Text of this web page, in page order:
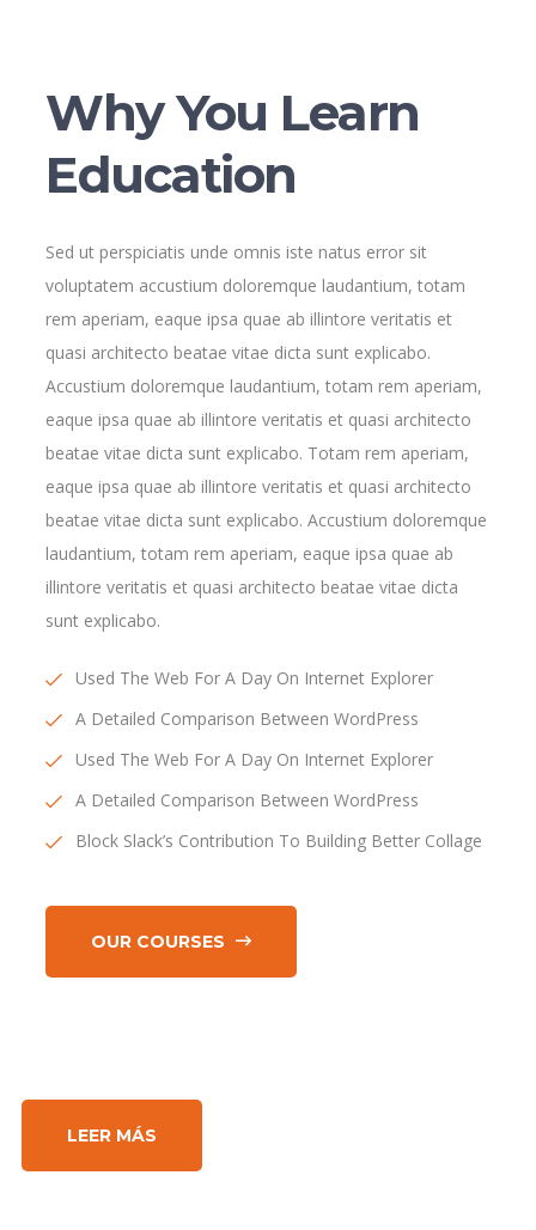
Why You Learn
Education
Sed ut perspiciatis unde omnis iste natus error sit
voluptatem accustium doloremque laudantium, totam
rem aperiam, eaque ipsa quae ab illintore veritatis et
quasi architecto beatae vitae dicta sunt explicabo.
Accustium doloremque laudantium, totam rem aperiam,
eaque ipsa quae ab illintore veritatis et quasi architecto
beatae vitae dicta sunt explicabo. Totam rem aperiam,
eaque ipsa quae ab illintore veritatis et quasi architecto
beatae vitae dicta sunt explicabo. Accustium doloremque
laudantium, totam rem aperiam, eaque ipsa quae ab
illintore veritatis et quasi architecto beatae vitae dicta
sunt explicabo.
Used The Web For A Day On Internet Explorer
A Detailed Comparison Between WordPress
Used The Web For A Day On Internet Explorer
A Detailed Comparison Between WordPress
Block Slack’s Contribution To Building Better Collage
OUR COURSES
LEER MÁS